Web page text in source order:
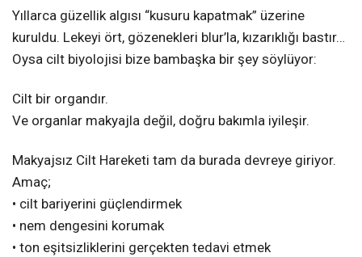
Yıllarca güzellik algısı “kusuru kapatmak” üzerine
kuruldu. Lekeyi ört, gözenekleri blur’la, kızarıklığı bastır…
Oysa cilt biyolojisi bize bambaşka bir şey söylüyor:
Cilt bir organdır.
Ve organlar makyajla değil, doğru bakımla iyileşir.
Makyajsız Cilt Hareketi tam da burada devreye giriyor.
Amaç;
• cilt bariyerini güçlendirmek
• nem dengesini korumak
• ton eşitsizliklerini gerçekten tedavi etmek